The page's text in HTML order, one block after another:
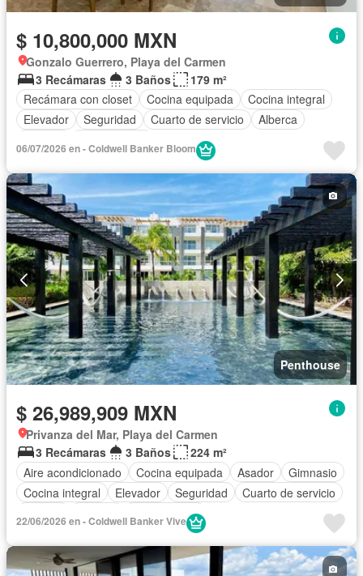
$ 10,800,000 MXN
Gonzalo Guerrero, Playa del Carmen
3 Recámaras
3 Baños
179 m²
Recámara con closet
Cocina equipada
Cocina integral
Elevador
Seguridad Cuarto de servicio
Alberca
06/07/2026 en - Coldwell Banker Bloom
Penthouse
$ 26,989,909 MXN
Privanza del Mar, Playa del Carmen
3 Recámaras
3 Baños
224 m²
Aire acondicionado
Cocina equipada Asador
Gimnasio
Cocina integral
Elevador Seguridad
Cuarto de servicio
Sin amueblar
22/06/2026 en - Coldwell Banker Vive